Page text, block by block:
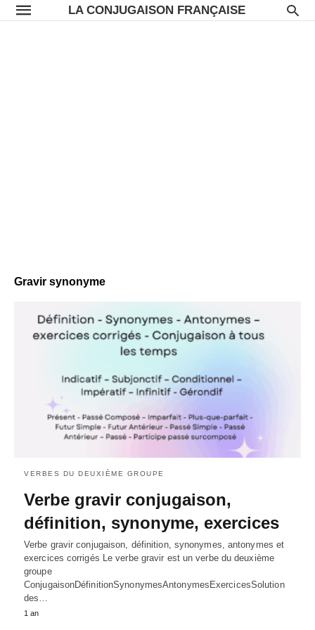
LA CONJUGAISON FRANÇAISE
Gravir synonyme
VERBES DU DEUXIÈME GROUPE
Verbe gravir conjugaison,
définition, synonyme, exercices
Verbe gravir conjugaison, définition, synonymes, antonymes et
exercices corrigés Le verbe gravir est un verbe du deuxième
groupe
ConjugaisonDéfinitionSynonymesAntonymesExercicesSolution
des…
1 an